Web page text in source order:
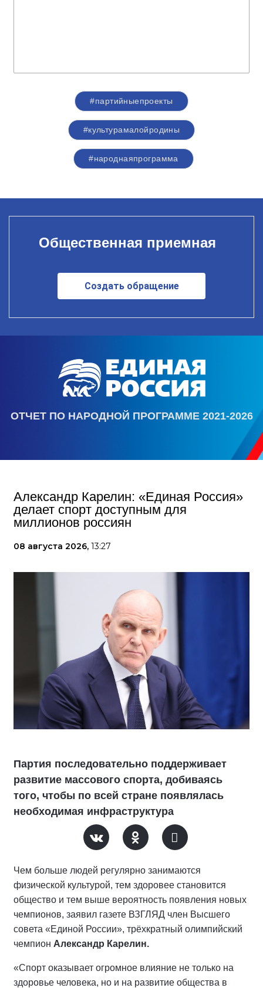
#партийныепроекты
#культурамалойродины
#народнаяпрограмма
Общественная приемная
Создать обращение
ОТЧЕТ ПО НАРОДНОЙ ПРОГРАММЕ 2021-2026
Александр Карелин: «Единая Россия»
делает спорт доступным для
миллионов россиян
08 августа 2026, 13:27
Партия последовательно поддерживает
развитие массового спорта, добиваясь
того, чтобы по всей стране появлялась
необходимая инфраструктура
Чем больше людей регулярно занимаются
физической культурой, тем здоровее становится
общество и тем выше вероятность появления новых
чемпионов, заявил газете ВЗГЛЯД член Высшего
совета «Единой России», трёхкратный олимпийский
чемпион Александр Карелин.
«Спорт оказывает огромное влияние не только на
здоровье человека, но и на развитие общества в